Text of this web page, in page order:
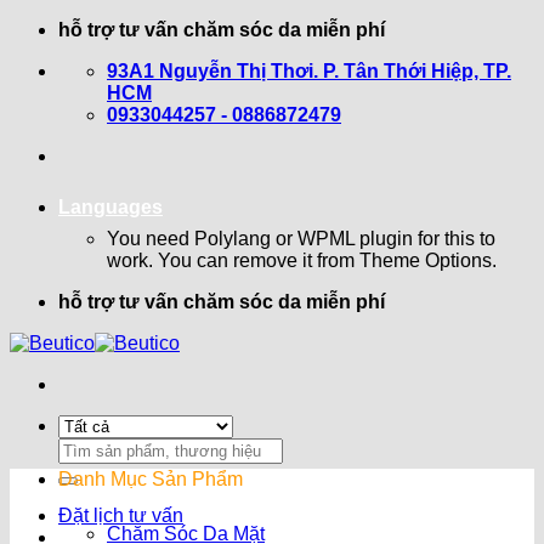
hỗ trợ tư vấn chăm sóc da miễn phí
93A1 Nguyễn Thị Thơi. P. Tân Thới Hiệp, TP.
HCM
0933044257 - 0886872479
Languages
You need Polylang or WPML plugin for this to
work. You can remove it from Theme Options.
hỗ trợ tư vấn chăm sóc da miễn phí
Search
for:
Đặt lịch tư vấn
Danh Mục Sản Phẩm
Chăm Sóc Da Mặt